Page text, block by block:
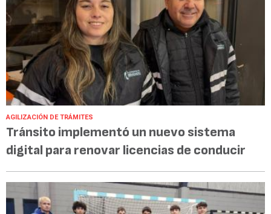
AGILIZACIÓN DE TRÁMITES
Tránsito implementó un nuevo sistema
digital para renovar licencias de conducir